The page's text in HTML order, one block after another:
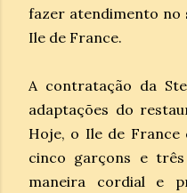
fazer atendimento no
Ile de France.
A contratação da
adaptações do
Hoje, o Ile de France
cinco garçons e
maneira cordial e